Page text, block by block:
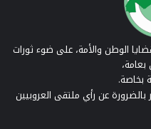
الوطن والأمة، على ضوء ثورات
بعامة،
بخاصة.
بالضرورة عن رأي ملتقى العروبيين